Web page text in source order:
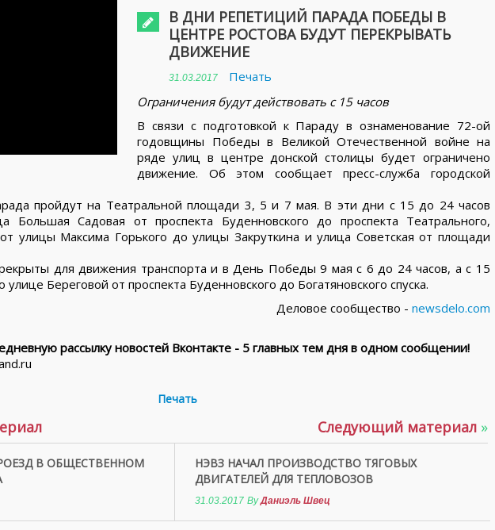
В ДНИ РЕПЕТИЦИЙ ПАРАДА ПОБЕДЫ В
ЦЕНТРЕ РОСТОВА БУДУТ ПЕРЕКРЫВАТЬ
ДВИЖЕНИЕ
31.03.2017
Печать
Ограничения будут действовать с 15 часов
В связи с подготовкой к Параду в ознаменование 72-ой
годовщины Победы в Великой Отечественной войне на
ряде улиц в центре донской столицы будет ограничено
движение. Об этом сообщает пресс-служба городской
пройдут на Театральной площади 3, 5 и 7 мая. В эти дни с 15 до 24 часов
Большая Садовая от проспекта Буденновского до проспекта Театрального,
улицы Максима Горького до улицы Закруткина и улица Советская от площади
для движения транспорта и в День Победы 9 мая с 6 до 24 часов, а с 15
Береговой от проспекта Буденновского до Богатяновского спуска.
Деловое сообщество - newsdelo.com
рассылку новостей Вконтакте - 5 главных тем дня в одном сообщении!
Печать
В ОБЩЕСТВЕННОМ
Следующий материал »
НЭВЗ НАЧАЛ ПРОИЗВОДСТВО ТЯГОВЫХ
ДВИГАТЕЛЕЙ ДЛЯ ТЕПЛОВОЗОВ
31.03.2017 ByДаниэль Швец